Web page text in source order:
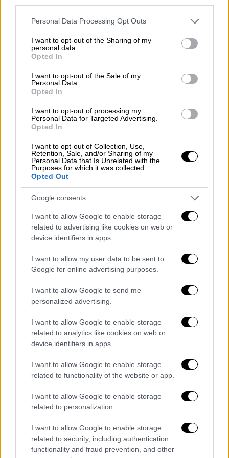
Please note that this website/app uses one or more Google
not limited to your visit or usage behaviour. You may click to
grant or deny consent to Google and its third-party tags to
use your data for below specified purposes in below Google
consent section.
Personal Data Processing Opt Outs
I want to opt-out of the Sharing of my
personal data.
Opted In
I want to opt-out of the Sale of my
Personal Data.
Opted In
I want to opt-out of processing my
Personal Data for Targeted Advertising.
Opted In
I want to opt-out of Collection, Use,
Retention, Sale, and/or Sharing of my
Personal Data that Is Unrelated with the
Purposes for which it was collected.
Opted Out
Google consents
I want to allow Google to enable storage
related to advertising like cookies on web or
device identifiers in apps.
I want to allow my user data to be sent to
Google for online advertising purposes.
I want to allow Google to send me
personalized advertising.
I want to allow Google to enable storage
related to analytics like cookies on web or
device identifiers in apps.
I want to allow Google to enable storage
related to functionality of the website or app.
I want to allow Google to enable storage
related to personalization.
I want to allow Google to enable storage
related to security, including authentication
functionality and fraud prevention, and other
Προκαταρκτική έρευνα για την
πολυήμερη διακοπή ρεύματος μετά
την κακοκαιρία Ελπίδα
Στη συνάντηση έλαβαν επίσης μέρος ο
επικεφαλής του Οικονομικού Γραφείου του
Πρωθυπουργού,Αλέξης Πατέλης
επικεφαλής επενδυτικής τραπεζικής της
Παπαδόπουλοςκαι οΤάκης
Γεωργακόπουλος, Global Head of Wholesale
Payments.
Ολόκληρος ο διάλογος του Πρωθυπουργού
με τον Jamie Dimon
Κυριάκος Μητσοτάκης: Χαίρομαι πολύ που
ευχαριστήσω για την ψήφο εμπιστοσύνης
προς τη χώρα και την οικονομία. Θεωρώ πως
είναι πολύ σημαντικό το γεγονός ότι
προχωρήσατε σε μια σημαντική επένδυση σε
αποτίμηση. Πιστεύω πως αυτή η κίνηση
επιβεβαιώνει τη νέα κουλτούρα των startup
να επισημάνω κάτι που θεωρώ πως έχει
ιδιαίτερη σημασία, τη νομοθεσία για τα
δικαιώματα προαίρεσης που έθεσε σε ισχύ η
κυβέρνηση μας, κάτι που αποτελεί
πλεονέκτημα για όλους τους εργαζόμενους
της επιχείρησης. Αντιλαμβάνομαι πως
ενισχύετε επίσης τη συνολική σας παρουσία